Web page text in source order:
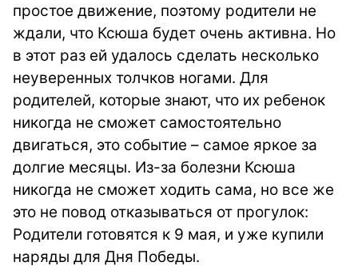
простое движение, поэтому родители не
ждали, что Ксюша будет очень активна. Но
в этот раз ей удалось сделать несколько
неуверенных толчков ногами. Для
родителей, которые знают, что их ребенок
никогда не сможет самостоятельно
двигаться, это событие – самое яркое за
долгие месяцы. Из-за болезни Ксюша
никогда не сможет ходить сама, но все же
это не повод отказываться от прогулок:
Родители готовятся к 9 мая, и уже купили
наряды для Дня Победы.